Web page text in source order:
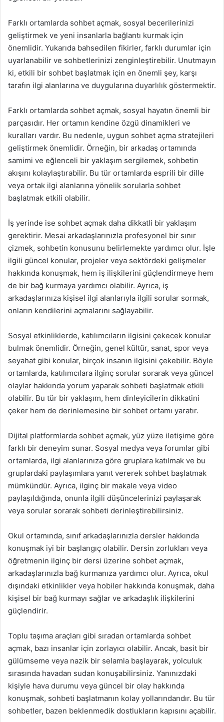
Farklı ortamlarda sohbet açmak, sosyal becerilerinizi
geliştirmek ve yeni insanlarla bağlantı kurmak için
önemlidir. Yukarıda bahsedilen fikirler, farklı durumlar için
uyarlanabilir ve sohbetlerinizi zenginleştirebilir. Unutmayın
ki, etkili bir sohbet başlatmak için en önemli şey, karşı
tarafın ilgi alanlarına ve duygularına duyarlılık göstermektir.
Farklı ortamlarda sohbet açmak, sosyal hayatın önemli bir
parçasıdır. Her ortamın kendine özgü dinamikleri ve
kuralları vardır. Bu nedenle, uygun sohbet açma stratejileri
geliştirmek önemlidir. Örneğin, bir arkadaş ortamında
samimi ve eğlenceli bir yaklaşım sergilemek, sohbetin
akışını kolaylaştırabilir. Bu tür ortamlarda esprili bir dille
veya ortak ilgi alanlarına yönelik sorularla sohbet
başlatmak etkili olabilir.
İş yerinde ise sohbet açmak daha dikkatli bir yaklaşım
gerektirir. Mesai arkadaşlarınızla profesyonel bir sınır
çizmek, sohbetin konusunu belirlemekte yardımcı olur. İşle
ilgili güncel konular, projeler veya sektördeki gelişmeler
hakkında konuşmak, hem iş ilişkilerini güçlendirmeye hem
de bir bağ kurmaya yardımcı olabilir. Ayrıca, iş
arkadaşlarınıza kişisel ilgi alanlarıyla ilgili sorular sormak,
onların kendilerini açmalarını sağlayabilir.
Sosyal etkinliklerde, katılımcıların ilgisini çekecek konular
bulmak önemlidir. Örneğin, genel kültür, sanat, spor veya
seyahat gibi konular, birçok insanın ilgisini çekebilir. Böyle
ortamlarda, katılımcılara ilginç sorular sorarak veya güncel
olaylar hakkında yorum yaparak sohbeti başlatmak etkili
olabilir. Bu tür bir yaklaşım, hem dinleyicilerin dikkatini
çeker hem de derinlemesine bir sohbet ortamı yaratır.
Dijital platformlarda sohbet açmak, yüz yüze iletişime göre
farklı bir deneyim sunar. Sosyal medya veya forumlar gibi
ortamlarda, ilgi alanlarınıza göre gruplara katılmak ve bu
gruplardaki paylaşımlara yanıt vererek sohbet başlatmak
mümkündür. Ayrıca, ilginç bir makale veya video
paylaşıldığında, onunla ilgili düşüncelerinizi paylaşarak
veya sorular sorarak sohbeti derinleştirebilirsiniz.
Okul ortamında, sınıf arkadaşlarınızla dersler hakkında
konuşmak iyi bir başlangıç olabilir. Dersin zorlukları veya
öğretmenin ilginç bir dersi üzerine sohbet açmak,
arkadaşlarınızla bağ kurmanıza yardımcı olur. Ayrıca, okul
dışındaki etkinlikler veya hobiler hakkında konuşmak, daha
kişisel bir bağ kurmayı sağlar ve arkadaşlık ilişkilerini
güçlendirir.
Toplu taşıma araçları gibi sıradan ortamlarda sohbet
açmak, bazı insanlar için zorlayıcı olabilir. Ancak, basit bir
gülümseme veya nazik bir selamla başlayarak, yolculuk
sırasında havadan sudan konuşabilirsiniz. Yanınızdaki
kişiyle hava durumu veya güncel bir olay hakkında
konuşmak, sohbeti başlatmanın kolay yollarındandır. Bu tür
sohbetler, bazen beklenmedik dostlukların kapısını açabilir.